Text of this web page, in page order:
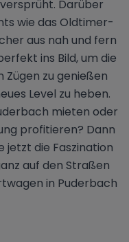
Darüber
wie das Oldtimer-
aus nah und fern
ins Bild, um die
Zügen zu genießen
Level zu heben.
mieten oder
profitieren? Dann
jetzt die Faszination
auf den Straßen
in Puderbach